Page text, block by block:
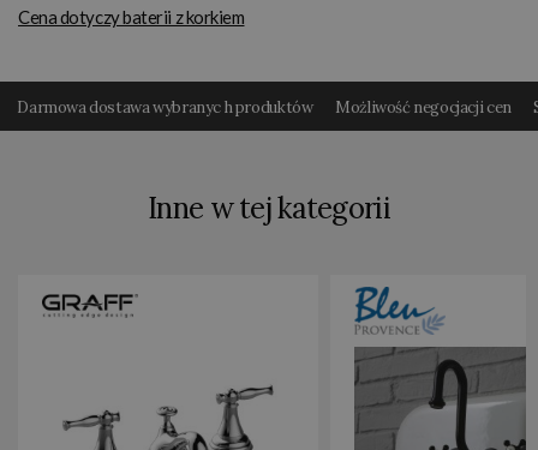
Cena dotyczy baterii z korkiem
Darmowa dostawa wybranyc h produktów Możliwość negocjacji cen
Inne w tej kategorii